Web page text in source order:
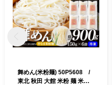
舞めん(米粉麺) 50P5608 /
東北 秋田 大館 米粉 麺 米粉